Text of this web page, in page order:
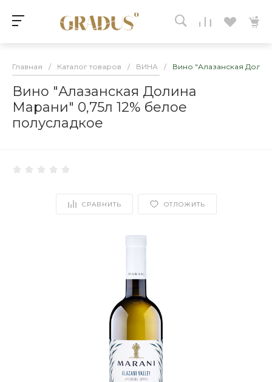
Главная / Каталог товаров / ВИНА / Вино "Алазанская
Вино "Алазанская Долина
Марани" 0,75л 12% белое
полусладкое
СРАВНИТЬ ОТЛОЖИТЬ